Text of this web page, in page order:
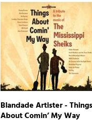
Blandade Artister - Things
About Comin’ My Way